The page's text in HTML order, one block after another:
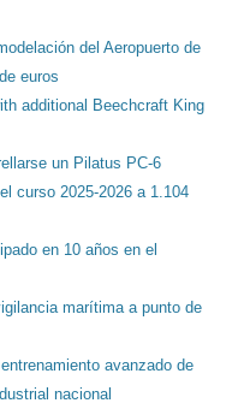
del Aeropuerto de
euros
additional Beechcraft King
un Pilatus PC-6
curso 2025-2026 a 1.104
en 10 años en el
marítima a punto de
avanzado de
nacional